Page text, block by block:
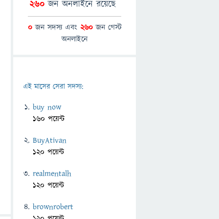
260 জন অনলাইনে রয়েছে
0জন সদস্য এবং 260জন গেস্ট
অনলাইনে
এই মাসের সেরা সদস্য:
buy now
160 পয়েন্ট
BuyAtivan
120 পয়েন্ট
realmentalh
120 পয়েন্ট
brownrobert